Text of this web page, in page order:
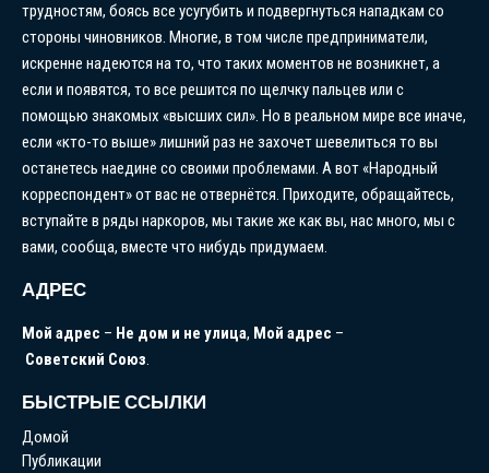
трудностям, боясь все усугубить и подвергнуться нападкам со
стороны чиновников. Многие, в том числе предприниматели,
искренне надеются на то, что таких моментов не возникнет, а
если и появятся, то все решится по щелчку пальцев или с
помощью знакомых «высших сил». Но в реальном мире все иначе,
если «кто-то выше» лишний раз не захочет шевелиться то вы
останетесь наедине со своими проблемами. А вот «Народный
корреспондент» от вас не отвернётся. Приходите, обращайтесь,
вступайте в ряды наркоров, мы такие же как вы, нас много, мы с
вами, сообща, вместе что нибудь придумаем.
АДРЕС
Мой адрес – Не дом и не улица, Мой адрес –
Советский Союз.
БЫСТРЫЕ ССЫЛКИ
Домой
Публикации